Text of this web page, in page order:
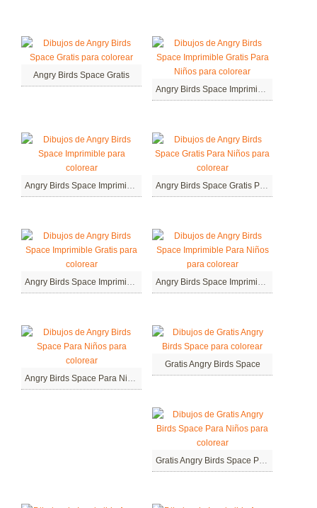
Angry Birds Space Gratis
Angry Birds Space Imprimible Gratis Para Niños
Angry Birds Space Imprimible Angry Birds Space Gratis Para Niños
Angry Birds Space Imprimible Gratis Angry Birds Space Imprimible Para Niños
Angry Birds Space Para Niños
Gratis Angry Birds Space
Gratis Angry Birds Space Para Niños